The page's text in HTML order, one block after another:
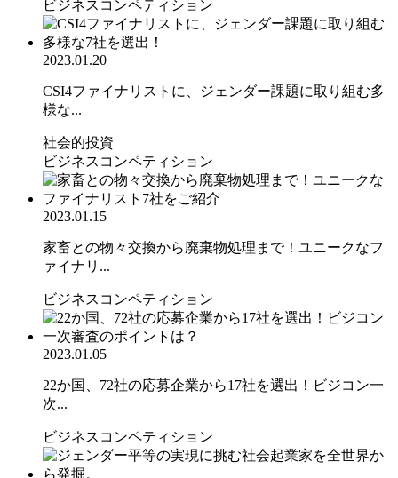
ビジネスコンペティション
2023.01.20
CSI4ファイナリストに、ジェンダー課題に取り組む多
様な...
社会的投資
ビジネスコンペティション
2023.01.15
家畜との物々交換から廃棄物処理まで！ユニークなフ
ァイナリ...
ビジネスコンペティション
2023.01.05
22か国、72社の応募企業から17社を選出！ビジコン一
次...
ビジネスコンペティション